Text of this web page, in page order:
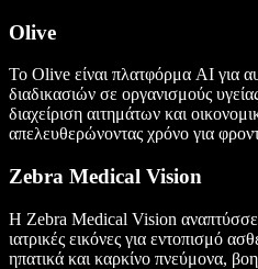
Olive
Το Olive είναι πλατφόρμα AI για
διαδικασιών σε οργανισμούς
διαχείριση αιτημάτων και
απελευθερώνοντας χρόνο για
Zebra Medical Vision
Η Zebra Medical Vision
ιατρικές εικόνες για εντοπισμό
ηπατικά και καρκίνο πνεύμονα,